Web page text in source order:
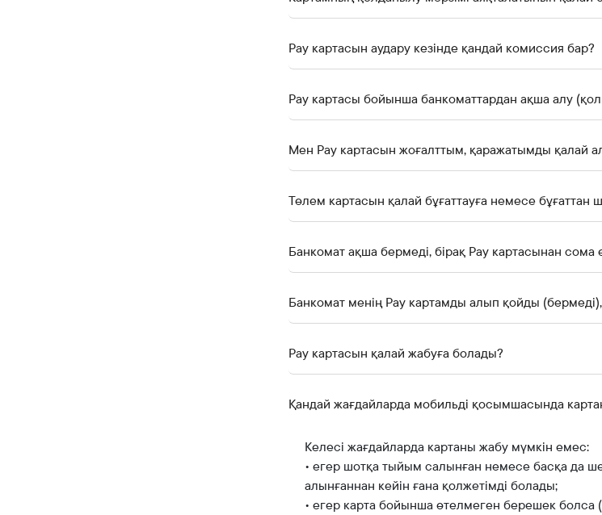
Pay картасын аудару кезінде қандай комиссия бар?
Pay картасы бойынша банкоматтардан ақша алу
Мен Pay картасын жоғалттым, қаражатымды қалай
Төлем картасын қалай бұғаттауға немесе бұғаттан
Банкомат менің Pay картамды алып қойды
Pay картасын қалай жабуға болады?
Қандай жағдайларда мобильді
Келесі жағдайларда картаны жабу мүмкін емес:
• егер шотқа тыйым салынған немесе басқа да
алынғаннан кейін ғана қолжетімді болады;
• егер карта бойынша өтелмеген берешек болса